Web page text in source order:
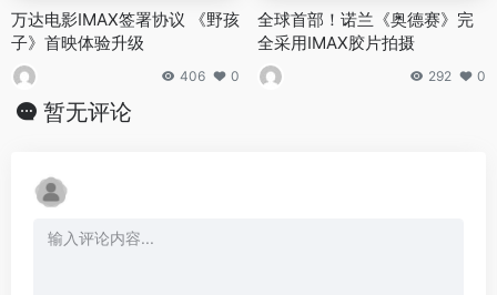
万达电影IMAX签署协议 《野孩
子》首映体验升级
406 0
全球首部！诺兰《奥德赛》完
全采用IMAX胶片拍摄
292 0
暂无评论